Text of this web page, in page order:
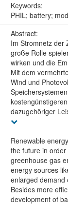
Keywords:
PHIL; battery;
Abstract:
Im Stromnetz der
große Rolle
wirken und die
Mit dem
Wind und
dazugehöriger
Renewable
the future in
greenhouse gas
energy sources
enlarged demand
Besides more
development of